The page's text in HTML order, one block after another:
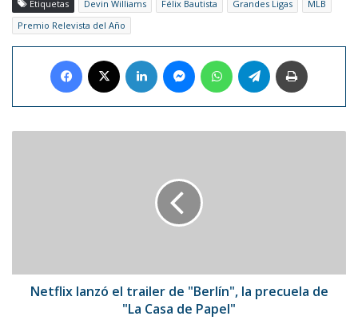
Etiquetas Devin Williams Félix Bautista Grandes Ligas
MLB
Premio Relevista del Año
Facebook LinkedIn MessengerWhatsAppTelegram
de
Netflix lanzó el trailer de "Berlín", la precuela de
"La Casa de Papel"